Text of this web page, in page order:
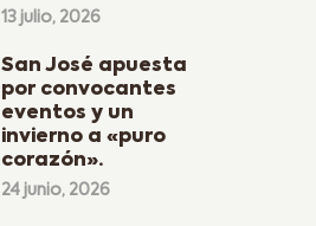
13 julio, 2026
San José apuesta
por convocantes
eventos y un
invierno a «puro
corazón».
24 junio, 2026